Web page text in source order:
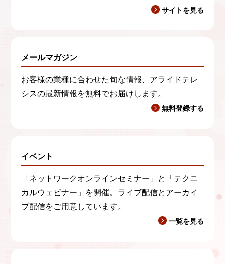
サイトを見る
メールマガジン
お客様の業種に合わせた旬な情報、アライドテレ
シスの最新情報を無料でお届けします。
無料登録する
イベント
「ネットワークオンラインセミナー」と「テクニ
カルウェビナー」を開催。ライブ配信とアーカイ
ブ配信をご用意しています。
一覧を見る